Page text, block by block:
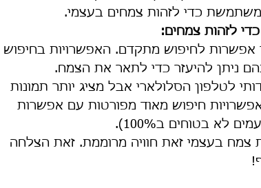
כדי לזהות צמחים בעצמי.
לזהות צמחים:
אפשרות לחיפוש מתקדם. האפשרויות בחיפוש
ניתן להיעזר כדי לתאר את הצמח.
לטלפון הסלולארי אבל מציג יותר תמונות
חיפוש מאוד מפורטות עם אפשרות
בטוחים ב100%).
צמח בעצמי זאת חוויה מרוממת. זאת הצלחה